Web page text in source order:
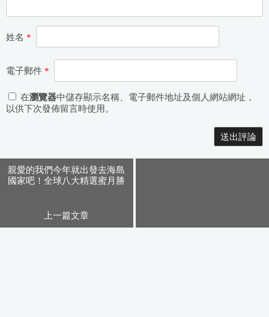
姓名 *
電子郵件 *
在瀏覽器中儲存顯示名稱、電子郵件地址及個人網站網址，
以供下次發佈留言時使用。
親愛的我們今年就出發去海島
國家吧！全球八大精選蜜月勝
上一篇文章